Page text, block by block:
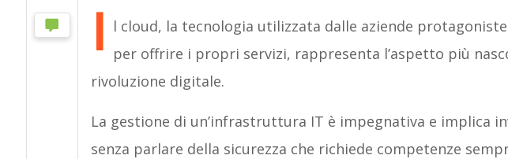
I l cloud, la tecnologia utilizzata dalle aziende
per offrire i propri servizi, rappresenta l’aspetto più
rivoluzione digitale.
La gestione di un’infrastruttura IT è impegnativa e implica
senza parlare della sicurezza che richiede competenze